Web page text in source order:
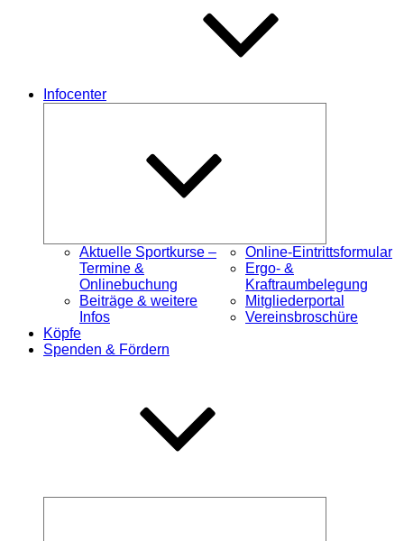
Infocenter
Aktuelle Sportkurse –
Termine &
Onlinebuchung
Beiträge & weitere
Infos
Online-Eintrittsformular
Ergo- &
Kraftraumbelegung
Mitgliederportal
Vereinsbroschüre
Köpfe
Spenden & Fördern